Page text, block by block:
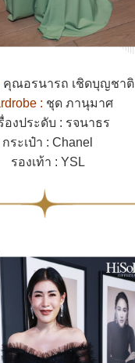
คุณอรนารถ เชิดบุญชาติ
: ชุด ภานุมาศ
องประดับ : รจนาธร
กระเป๋า : Chanel
รองเท้า : YSL